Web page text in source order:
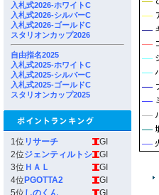
入札式2026-ホワイトC
入札式2026-シルバーC
入札式2026-ゴールドC
スタリオンカップ2026
自由指名2025
入札式2025-ホワイトC
入札式2025-シルバーC
入札式2025-ゴールドC
スタリオンカップ2025
1位 リサーチ
GI
2位ジェンティルトシ
GI
3位 ＨＡＬ
GI
4位 PGOTTA2
GI
5位 しのくん
GI